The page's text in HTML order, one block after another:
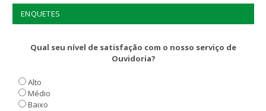
ENQUETES
Qual seu nível de satisfação com o nosso serviço de
Ouvidoria?
Alto
Médio
Baixo